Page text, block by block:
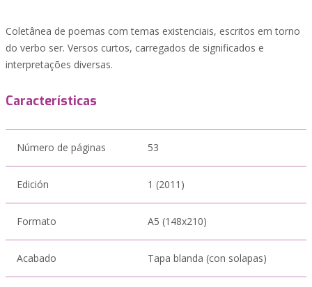
Coletânea de poemas com temas existenciais, escritos em torno
do verbo ser. Versos curtos, carregados de significados e
interpretações diversas.
Características
Número de páginas 53
Edición 1 (2011)
Formato A5 (148x210)
Acabado Tapa blanda (con solapas)